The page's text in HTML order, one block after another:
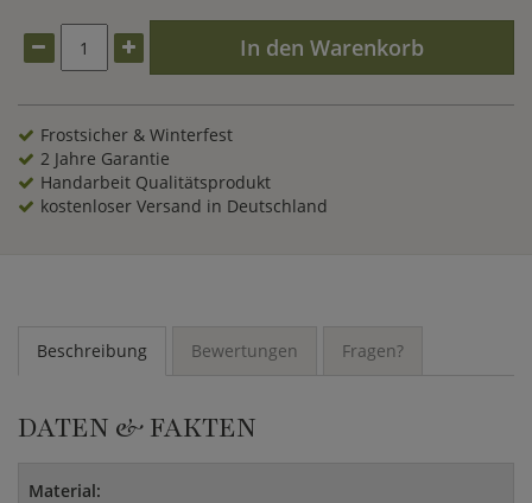
In den Warenkorb
Frostsicher & Winterfest
2 Jahre Garantie
Handarbeit Qualitätsprodukt
kostenloser Versand in Deutschland
Beschreibung Bewertungen Fragen?
DATEN & FAKTEN
Material: